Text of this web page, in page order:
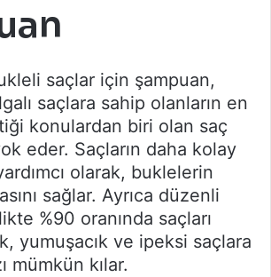
saçlar için şampuan,
saçlara sahip olanların en
konulardan biri olan saç
eder. Saçların daha kolay
olarak, buklelerin
sağlar. Ayrıca düzenli
%90 oranında saçları
yumuşacık ve ipeksi saçlara
mümkün kılar.